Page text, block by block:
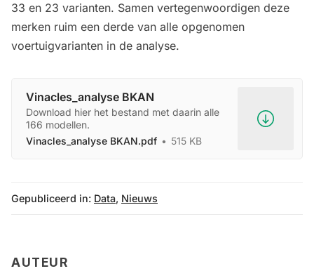
33 en 23 varianten. Samen vertegenwoordigen deze
merken ruim een derde van alle opgenomen
voertuigvarianten in de analyse.
Vinacles_analyse BKAN
Download hier het bestand met daarin alle
166 modellen.
Vinacles_analyse BKAN.pdf
515 KB
Gepubliceerd in: Data, Nieuws
AUTEUR